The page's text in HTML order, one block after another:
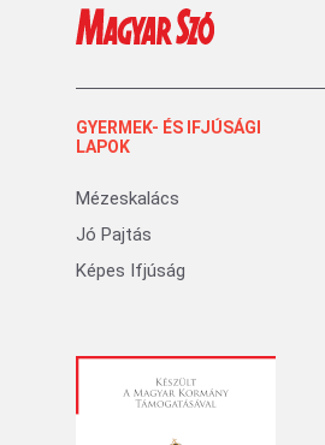
GYERMEK- ÉS IFJÚSÁGI
LAPOK
Mézeskalács
Jó Pajtás
Képes Ifjúság